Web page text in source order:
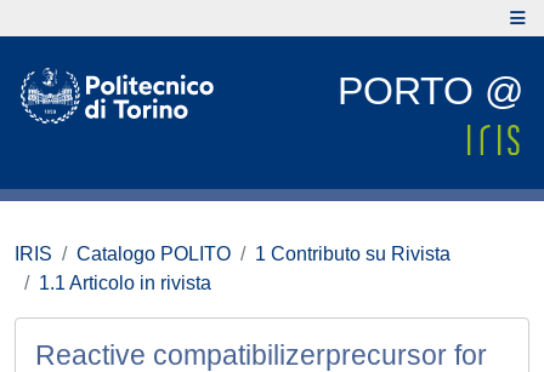
PORTO @
IRIS Catalogo POLITO
1 Contributo su Rivista
1.1 Articolo in rivista
Reactive compatibilizerprecursor for